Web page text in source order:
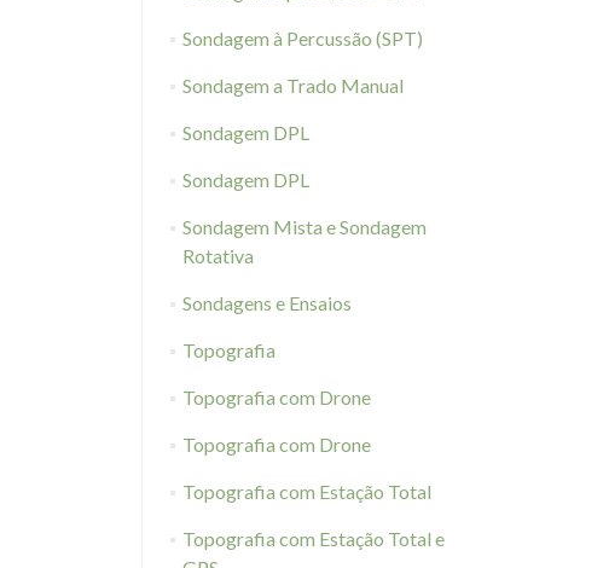
Sondagem à Percussão (SPT)
Sondagem a Trado Manual
Sondagem DPL
Sondagem DPL
Sondagem Mista e Sondagem
Rotativa
Sondagens e Ensaios
Topografia
Topografia com Drone
Topografia com Drone
Topografia com Estação Total
Topografia com Estação Total e